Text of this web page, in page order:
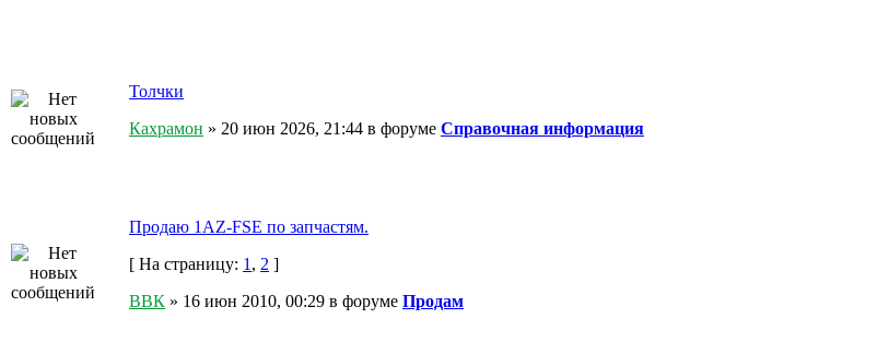
Толчки
Кахрамон » 20 июн 2026, 21:44 в форуме Справочная информация
Продаю 1AZ-FSE по запчастям.
[ На страницу: 1 , 2 ]
ВВК » 16 июн 2010, 00:29 в форуме Продам